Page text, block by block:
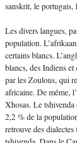
sanskrit, le portugais,
Les divers langues,
population.
certains blancs.
blancs, des Indiens
par les Zoulous, qui
africaine. De même,
Xhosas. Le tshivenda
2,2 % de la
retrouve des